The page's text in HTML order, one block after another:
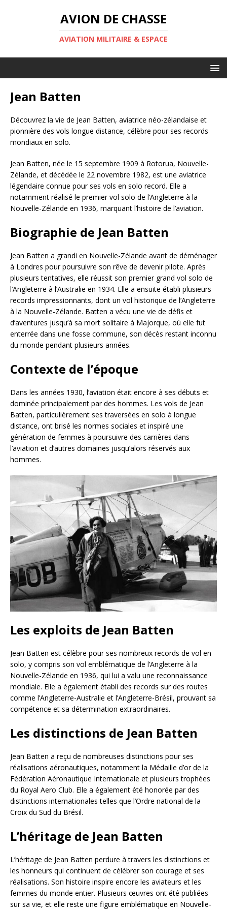
AVION DE CHASSE
AVIATION MILITAIRE & ESPACE
Jean Batten
Découvrez la vie de Jean Batten, aviatrice néo-zélandaise et
pionnière des vols longue distance, célèbre pour ses records
mondiaux en solo.
Jean Batten, née le 15 septembre 1909 à Rotorua, Nouvelle-
Zélande, et décédée le 22 novembre 1982, est une aviatrice
légendaire connue pour ses vols en solo record. Elle a
notamment réalisé le premier vol solo de l’Angleterre à la
Nouvelle-Zélande en 1936, marquant l’histoire de l’aviation.
Biographie de Jean Batten
Jean Batten a grandi en Nouvelle-Zélande avant de déménager
à Londres pour poursuivre son rêve de devenir pilote. Après
plusieurs tentatives, elle réussit son premier grand vol solo de
l’Angleterre à l’Australie en 1934. Elle a ensuite établi plusieurs
records impressionnants, dont un vol historique de l’Angleterre
à la Nouvelle-Zélande. Batten a vécu une vie de défis et
d’aventures jusqu’à sa mort solitaire à Majorque, où elle fut
enterrée dans une fosse commune, son décès restant inconnu
du monde pendant plusieurs années.
Contexte de l’époque
Dans les années 1930, l’aviation était encore à ses débuts et
dominée principalement par des hommes. Les vols de Jean
Batten, particulièrement ses traversées en solo à longue
distance, ont brisé les normes sociales et inspiré une
génération de femmes à poursuivre des carrières dans
l’aviation et d’autres domaines jusqu’alors réservés aux
hommes.
Les exploits de Jean Batten
Jean Batten est célèbre pour ses nombreux records de vol en
solo, y compris son vol emblématique de l’Angleterre à la
Nouvelle-Zélande en 1936, qui lui a valu une reconnaissance
mondiale. Elle a également établi des records sur des routes
comme l’Angleterre-Australie et l’Angleterre-Brésil, prouvant sa
compétence et sa détermination extraordinaires.
Les distinctions de Jean Batten
Jean Batten a reçu de nombreuses distinctions pour ses
réalisations aéronautiques, notamment la Médaille d’or de la
Fédération Aéronautique Internationale et plusieurs trophées
du Royal Aero Club. Elle a également été honorée par des
distinctions internationales telles que l’Ordre national de la
Croix du Sud du Brésil.
L’héritage de Jean Batten
L’héritage de Jean Batten perdure à travers les distinctions et
les honneurs qui continuent de célébrer son courage et ses
réalisations. Son histoire inspire encore les aviateurs et les
femmes du monde entier. Plusieurs œuvres ont été publiées
sur sa vie, et elle reste une figure emblématique en Nouvelle-